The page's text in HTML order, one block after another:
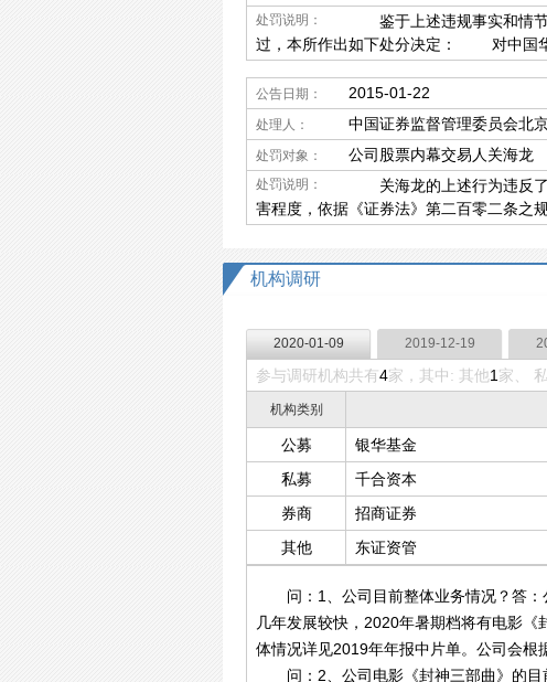
处罚说明：
鉴于上述违规事实和情节
过，本所作出如下处分决定： 对中国华
公告日期： 2015-01-22
处理人： 中国证券监督管理委员会北
处罚对象： 公司股票内幕交易人关海龙
处罚说明：
关海龙的上述行为违反了
害程度，依据《证券法》第二百零二条之
机构调研
2020-01-09 2019-12-19
参与调研机构共有4家，其中: 其他1 家、
机构类别
公募
银华基金
私募
千合资本
券商
招商证券
其他
东证资管
问：1、公司目前整体业务情况？答：
几年发展较快，2020年暑期档将有电影
体情况详见2019年年报中片单。公司会根
问：2、公司电影《封神三部曲》的目